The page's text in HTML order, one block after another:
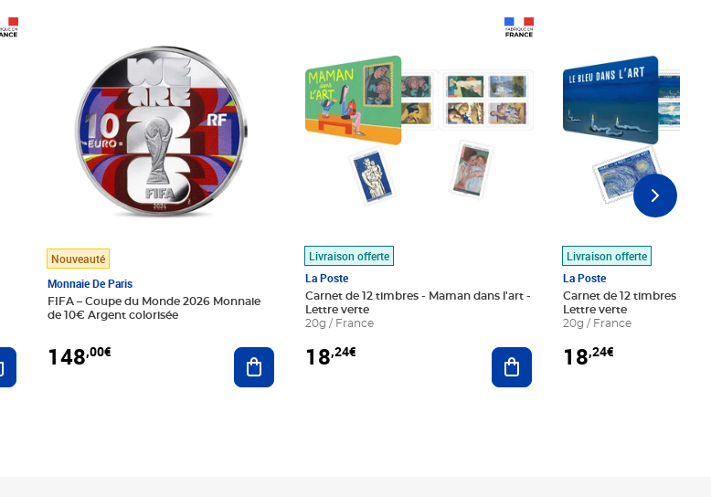
Ajouter au panier
Nouveauté
Monnaie De Paris
FIFA – Coupe du Monde 2026 Monnaie
de 10€ Argent colorisée
148,00€ Ajouter au panier
Livraison offerte
La Poste
Carnet de 12 timbres - Maman dans l'art -
Lettre verte
20g / France
18,24€ Ajouter au panier
Livraison offerte
La Poste
Carnet de 12 timbres - Le
Lettre verte
20g / France
18,24€